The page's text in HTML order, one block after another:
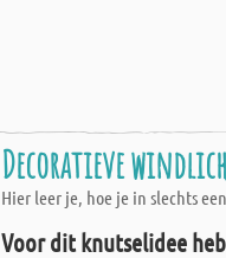
Decoratieve
Hier leer je, hoe je in slechts
Voor dit knutselidee